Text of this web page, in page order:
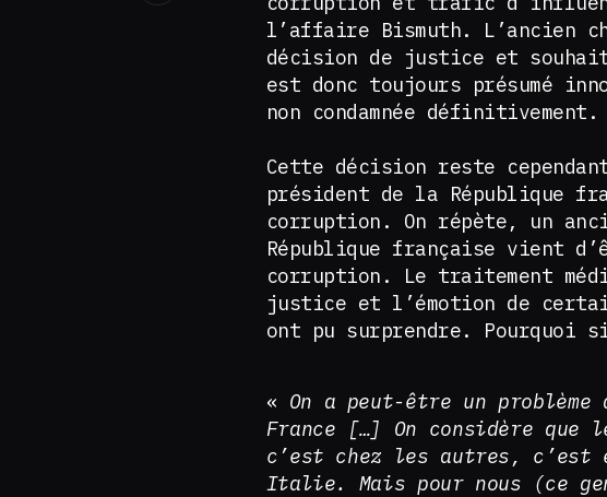
l’affaire Bismuth. L’ancien
décision de justice et
est donc toujours présumé
non condamnée définitivement.
Cette décision reste
président de la République
corruption. On répète, un
République française vient
corruption. Le traitement
justice et l’émotion de
ont pu surprendre. Pourquoi
« On a peut-être un
France […] On considère
c’est chez les autres, c’est
Italie. Mais pour nous (ce